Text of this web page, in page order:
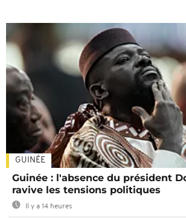
GUINÉE
Guinée : l'absence du président
ravive les tensions politiques
Il y a 14 heures